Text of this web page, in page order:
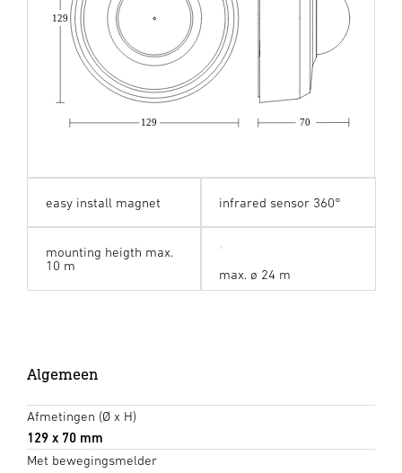
70
129
129
easy install magnet infrared sensor 360°
mounting heigth max.
10 m
max. ø 24 m
Algemeen
Afmetingen (Ø x H)
129 x 70 mm
Met bewegingsmelder